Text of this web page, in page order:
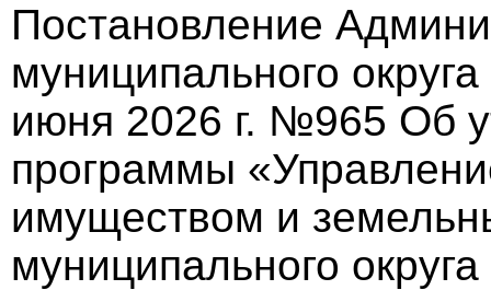
Постановление
муниципального
июня 2026 г. №965 Об
программы
имуществом и
муниципального